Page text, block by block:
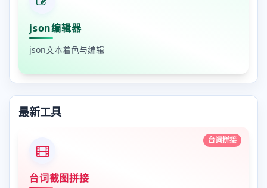
json编辑器
json文本着色与编辑
最新工具
台词拼接
台词截图拼接